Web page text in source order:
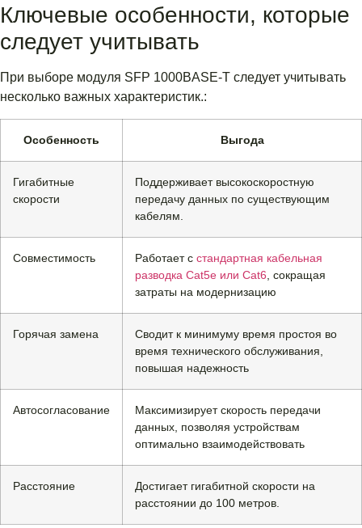
Ключевые особенности, которые
следует учитывать
При выборе модуля SFP 1000BASE-T следует учитывать
несколько важных характеристик.:
Особенность Выгода
Гигабитные
скорости
Поддерживает высокоскоростную
передачу данных по существующим
кабелям.
Совместимость Работает с стандартная кабельная
разводка Cat5e или Cat6 , сокращая
затраты на модернизацию
Горячая замена
Сводит к минимуму время простоя во
время технического обслуживания,
повышая надежность
Автосогласование
Максимизирует скорость передачи
данных, позволяя устройствам
оптимально взаимодействовать
Расстояние
Достигает гигабитной скорости на
расстоянии до 100 метров.